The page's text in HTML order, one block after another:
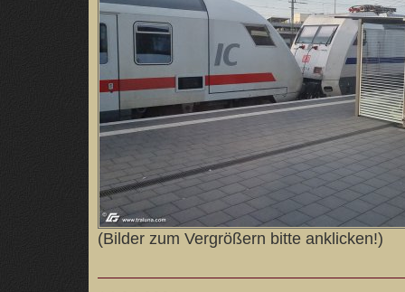
(Bilder zum Vergrößern bitte anklicken!)